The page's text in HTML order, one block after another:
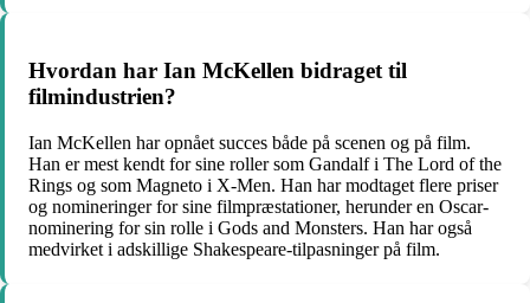
Hvordan har Ian McKellen bidraget til
filmindustrien?
Ian McKellen har opnået succes både på scenen og på film.
Han er mest kendt for sine roller som Gandalf i The Lord of the
Rings og som Magneto i X-Men. Han har modtaget flere priser
og nomineringer for sine filmpræstationer, herunder en Oscar-
nominering for sin rolle i Gods and Monsters. Han har også
medvirket i adskillige Shakespeare-tilpasninger på film.